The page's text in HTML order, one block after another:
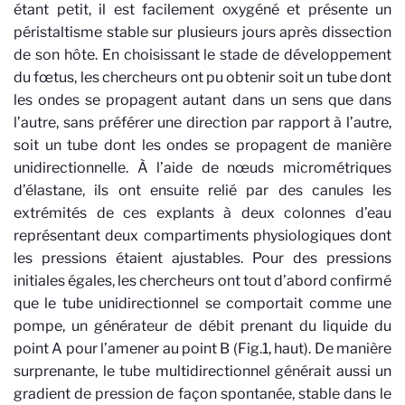
étant petit, il est facilement oxygéné et présente un
péristaltisme stable sur plusieurs jours après dissection
de son hôte. En choisissant le stade de développement
du fœtus, les chercheurs ont pu obtenir soit un tube dont
les ondes se propagent autant dans un sens que dans
l’autre, sans préférer une direction par rapport à l’autre,
soit un tube dont les ondes se propagent de manière
unidirectionnelle. À l’aide de nœuds micrométriques
d’élastane, ils ont ensuite relié par des canules les
extrémités de ces explants à deux colonnes d’eau
représentant deux compartiments physiologiques dont
les pressions étaient ajustables. Pour des pressions
initiales égales, les chercheurs ont tout d’abord confirmé
que le tube unidirectionnel se comportait comme une
pompe, un générateur de débit prenant du liquide du
point A pour l’amener au point B (Fig.1, haut). De manière
surprenante, le tube multidirectionnel générait aussi un
gradient de pression de façon spontanée, stable dans le